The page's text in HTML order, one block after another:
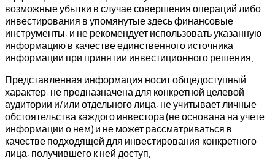
возможные убытки в случае совершения операций либо
инвестирования в упомянутые здесь финансовые
инструменты, и не рекомендует использовать указанную
информацию в качестве единственного источника
информации при принятии инвестиционного решения.
Представленная информация носит общедоступный
характер, не предназначена для конкретной целевой
аудитории и/или отдельного лица, не учитывает личные
обстоятельства каждого инвестора (не основана на учете
информации о нем) и не может рассматриваться в
качестве подходящей для инвестирования конкретного
лица, получившего к ней доступ.